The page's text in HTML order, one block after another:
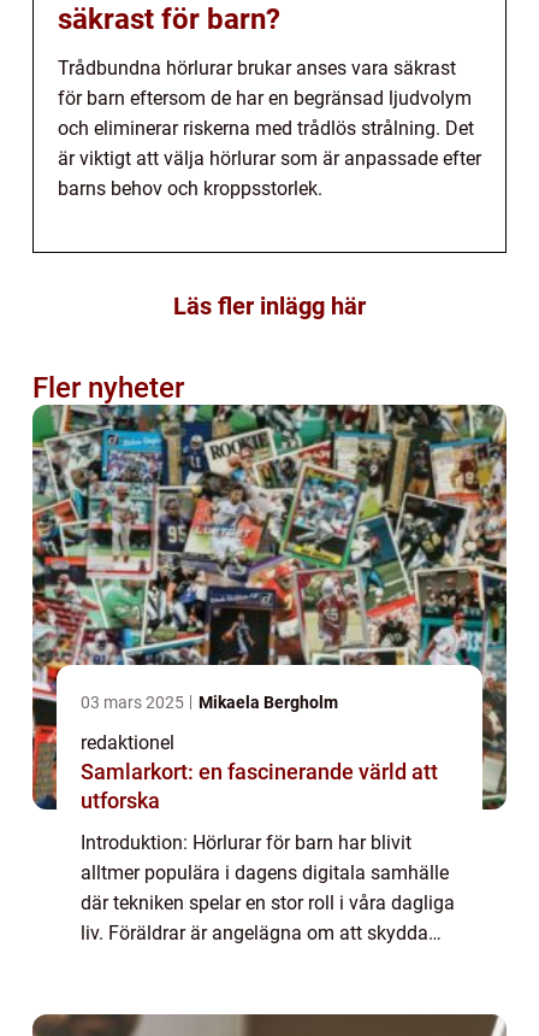
säkrast för barn?
Trådbundna hörlurar brukar anses vara säkrast
för barn eftersom de har en begränsad ljudvolym
och eliminerar riskerna med trådlös strålning. Det
är viktigt att välja hörlurar som är anpassade efter
barns behov och kroppsstorlek.
Läs fler inlägg här
Fler nyheter
03 mars 2025 Mikaela Bergholm
redaktionel
Samlarkort: en fascinerande värld att
utforska
Introduktion: Hörlurar för barn har blivit
alltmer populära i dagens digitala samhälle
där tekniken spelar en stor roll i våra dagliga
liv. Föräldrar är angelägna om att skydda